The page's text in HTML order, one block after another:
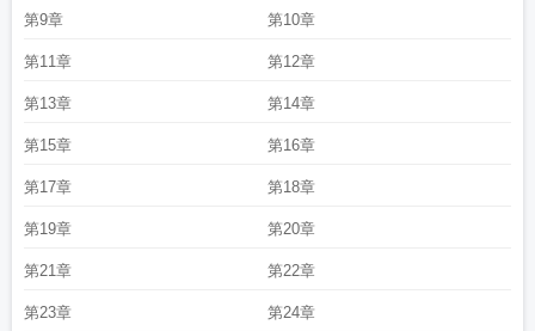
野骨短剧免费观看王晨鹏
温柔野骨王晨鹏短剧温柔野骨txt百度
苼温柔野骨 金岫免费阅读 零度暧昧/温柔野骨
第9章 第10章
第11章 第12章
第13章 第14章
第15章 第16章
第17章 第18章
第19章 第20章
第21章 第22章
第23章 第24章